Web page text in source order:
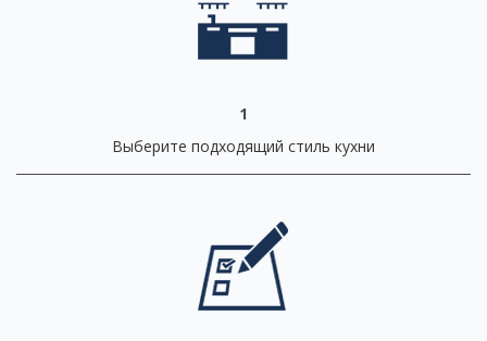
1
Выберите подходящий стиль кухни